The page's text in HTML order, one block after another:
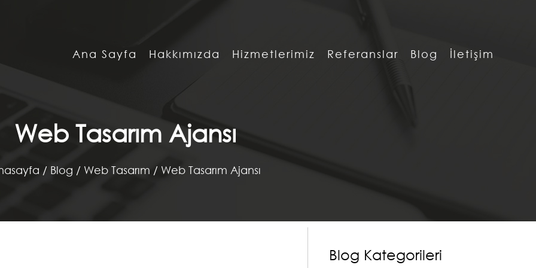
Ana Sayfa Hakkımızda Hizmetlerimiz Referanslar Blog İletişim
Web Tasarım Ajansı
/ Blog / Web Tasarım /Web Tasarım Ajansı
Blog Kategorileri